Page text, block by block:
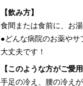
【飲み方】
食間または食前に、お
●どんな病院のお薬やサ
大丈夫です！
【このような方がご愛
手足の冷え、腰の冷え